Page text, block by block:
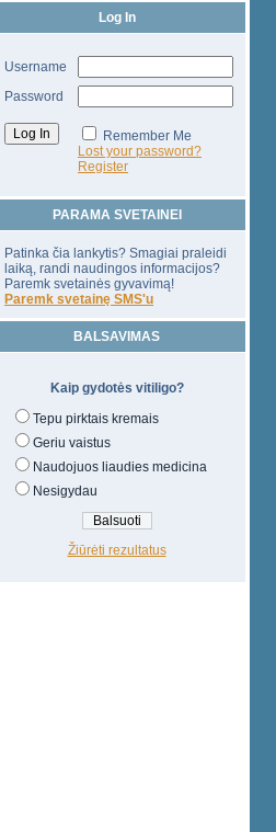
Log In
Username
Password
Remember Me
Lost your password?
Register
PARAMA SVETAINEI
Patinka čia lankytis? Smagiai praleidi
laiką, randi naudingos informacijos?
Paremk svetainės gyvavimą!
Paremk svetainę SMS'u
BALSAVIMAS
Kaip gydotės vitiligo?
Tepu pirktais kremais
Geriu vaistus
Naudojuos liaudies medicina
Nesigydau
Žiūrėti rezultatus